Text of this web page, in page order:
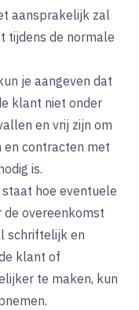
aansprakelijk zal
tijdens de normale
je aangeven dat
klant niet onder
en vrij zijn om
contracten met
is.
staat hoe eventuele
de overeenkomst
schriftelijk en
klant of
te maken, kun